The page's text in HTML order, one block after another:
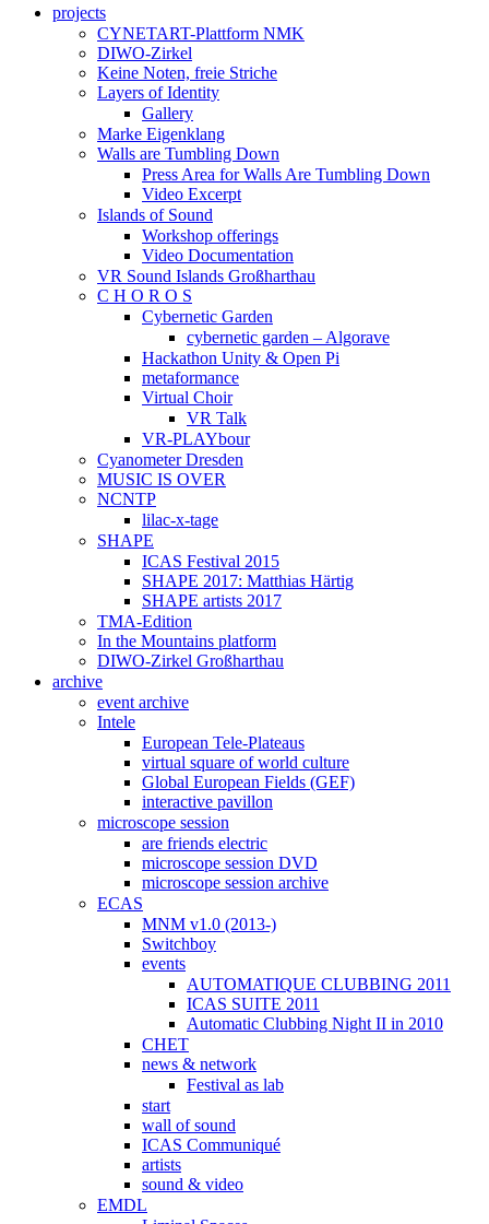
projects
CYNETART-Plattform NMK
DIWO-Zirkel
Keine Noten, freie Striche
Layers of Identity
Gallery
Marke Eigenklang
Walls are Tumbling Down
Press Area for Walls Are Tumbling Down
Video Excerpt
Islands of Sound
Workshop offerings
Video Documentation
VR Sound Islands Großharthau
C H O R O S
Cybernetic Garden
cybernetic garden – Algorave
Hackathon Unity & Open Pi
metaformance
Virtual Choir
VR Talk
VR-PLAYbour
Cyanometer Dresden
MUSIC IS OVER
NCNTP
lilac-x-tage
SHAPE
ICAS Festival 2015
SHAPE 2017: Matthias Härtig
SHAPE artists 2017
TMA-Edition
In the Mountains platform
DIWO-Zirkel Großharthau
archive
event archive
Intele
European Tele-Plateaus
virtual square of world culture
Global European Fields (GEF)
interactive pavillon
microscope session
are friends electric
microscope session DVD
microscope session archive
ECAS
MNM v1.0 (2013-)
Switchboy
events
AUTOMATIQUE CLUBBING 2011
ICAS SUITE 2011
Automatic Clubbing Night II in 2010
CHET
news & network
Festival as lab
start
wall of sound
ICAS Communiqué
artists
sound & video
EMDL